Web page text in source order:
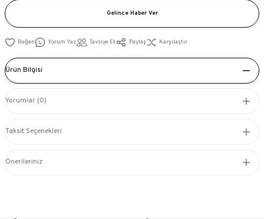
Gelince Haber Ver
Yorum Yaz Tavsiye Et Paylaş Karşılaştır
Ürün Bilgisi
Yorumlar (0)
Taksit Seçenekleri
Önerileriniz